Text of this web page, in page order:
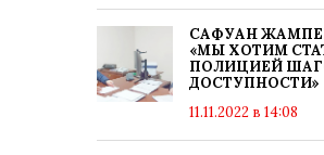
САФУАН
«МЫ ХОТИМ
ПОЛИЦИЕЙ
ДОСТУПНОСТИ»
11.11.2022 в 14:08